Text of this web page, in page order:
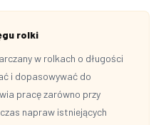
rolki
w rolkach o długości
i dopasowywać do
pracę zarówno przy
napraw istniejących